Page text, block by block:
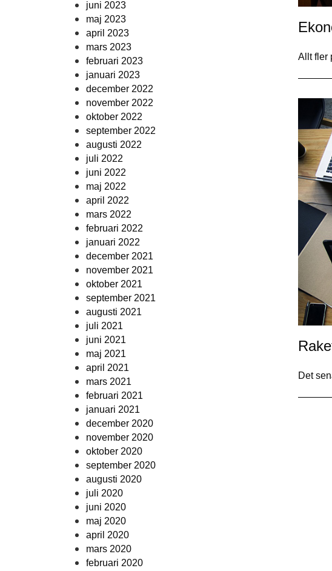
juni 2023
maj 2023
april 2023
mars 2023
februari 2023
januari 2023
december 2022
november 2022
oktober 2022
september 2022
augusti 2022
juli 2022
juni 2022
maj 2022
april 2022
mars 2022
februari 2022
januari 2022
december 2021
november 2021
oktober 2021
september 2021
augusti 2021
juli 2021
juni 2021
maj 2021
april 2021
mars 2021
februari 2021
januari 2021
december 2020
november 2020
oktober 2020
september 2020
augusti 2020
juli 2020
juni 2020
maj 2020
april 2020
mars 2020
februari 2020
Allt fler
Det